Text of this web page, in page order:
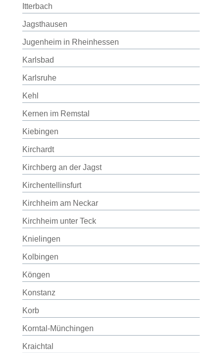
Itterbach
Jagsthausen
Jugenheim in Rheinhessen
Karlsbad
Karlsruhe
Kehl
Kernen im Remstal
Kiebingen
Kirchardt
Kirchberg an der Jagst
Kirchentellinsfurt
Kirchheim am Neckar
Kirchheim unter Teck
Knielingen
Kolbingen
Köngen
Konstanz
Korb
Korntal-Münchingen
Kraichtal